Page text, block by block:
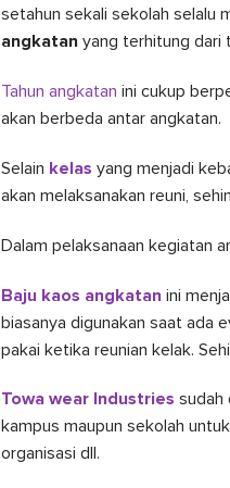
setahun sekali sekolah selalu
angkatan yang terhitung dari
Tahun angkatan ini cukup
akan berbeda antar angkatan.
Selain kelas yang menjadi
akan melaksanakan reuni,
Dalam pelaksanaan kegiatan
Baju kaos angkatan ini
biasanya digunakan saat ada
pakai ketika reunian kelak.
Towa wear Industries sudah
kampus maupun sekolah
organisasi dll.